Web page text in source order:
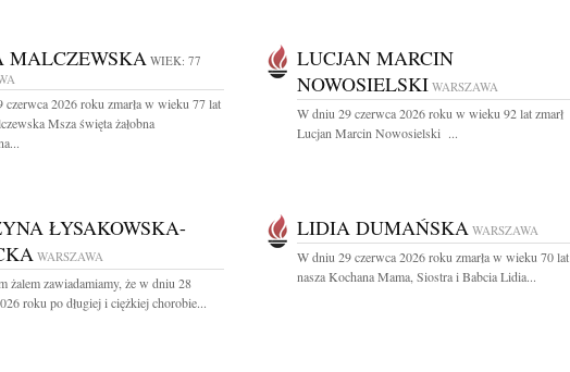
MALCZEWSKA WIEK: 77
czerwca 2026 roku zmarła w wieku 77 lat
Msza święta żałobna
LUCJAN MARCIN
NOWOSIELSKI WARSZAWA
W dniu 29 czerwca 2026 roku w wieku 92 lat zmarł
Lucjan Marcin Nowosielski ...
ŁYSAKOWSKA-
WARSZAWA
żalem zawiadamiamy, że w dniu 28
roku po długiej i ciężkiej chorobie...
LIDIA DUMAŃSKA WARSZAWA
W dniu 29 czerwca 2026 roku zmarła w wieku 70 lat
nasza Kochana Mama, Siostra i Babcia Lidia...